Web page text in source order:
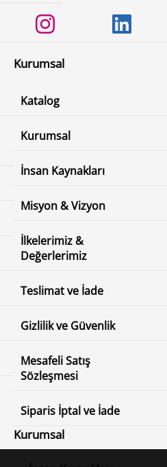
Kurumsal
Katalog
Kurumsal
İnsan Kaynakları
Misyon & Vizyon
İlkelerimiz &
Değerlerimiz
Teslimat ve İade
Gizlilik ve Güvenlik
Mesafeli Satış
Sözleşmesi
Siparis İptal ve İade
Kurumsal